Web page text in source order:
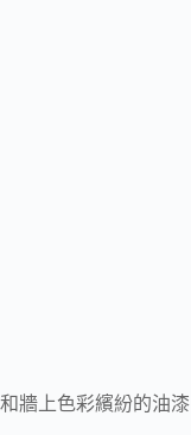
和牆上色彩繽紛的油漆